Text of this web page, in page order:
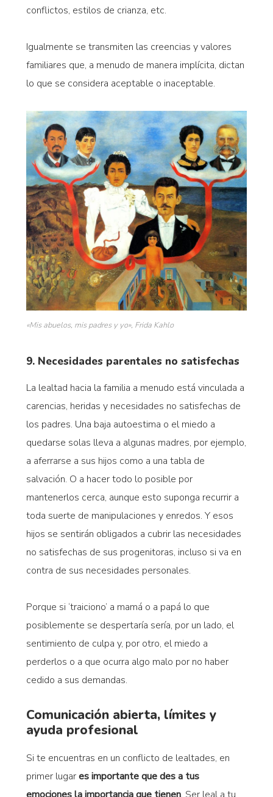
conflictos, estilos de crianza, etc.
Igualmente se transmiten las creencias y valores
familiares que, a menudo de manera implícita, dictan
lo que se considera aceptable o inaceptable.
«Mis abuelos, mis padres y yo», Frida Kahlo
9. Necesidades parentales no satisfechas
La lealtad hacia la familia a menudo está vinculada a
carencias, heridas y necesidades no satisfechas de
los padres. Una baja autoestima o el miedo a
quedarse solas lleva a algunas madres, por ejemplo,
a aferrarse a sus hijos como a una tabla de
salvación. O a hacer todo lo posible por
mantenerlos cerca, aunque esto suponga recurrir a
toda suerte de manipulaciones y enredos. Y esos
hijos se sentirán obligados a cubrir las necesidades
no satisfechas de sus progenitoras, incluso si va en
contra de sus necesidades personales.
Porque si ‘traiciono’ a mamá o a papá lo que
posiblemente se despertaría sería, por un lado, el
sentimiento de culpa y, por otro, el miedo a
perderlos o a que ocurra algo malo por no haber
cedido a sus demandas.
Comunicación abierta, límites y
ayuda profesional
Si te encuentras en un conflicto de lealtades, en
primer lugares importante que des a tus